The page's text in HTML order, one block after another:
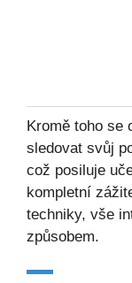
Kromě toho se
sledovat svůj
což posiluje
kompletní
techniky, vše
způsobem.